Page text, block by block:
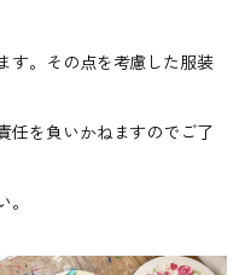
す。その点を考慮した服装
任を負いかねますのでご了